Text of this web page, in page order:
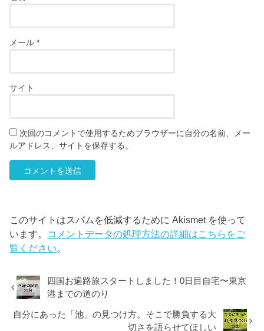
メール*
サイト
次回のコメントで使用するためブラウザーに自分の名前、メー
ルアドレス、サイトを保存する。
このサイトはスパムを低減するために Akismet を使って
います。 コメントデータの処理方法の詳細はこちらをご
覧ください。
四国お遍路旅スタートしました！0日目自宅〜東京
港までの道のり
自分にあった「池」の見つけ方。そこで勝負する大
切さを語らせてほしい